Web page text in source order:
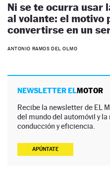
Ni se te ocurra usar
al volante: el motivo
convertirse en un
ANTONIO RAMOS DEL OLMO
NEWSLETTER ELMOTOR
Recibe la newsletter de EL
del mundo del automóvil y
conducción y eficiencia.
APÚNTATE